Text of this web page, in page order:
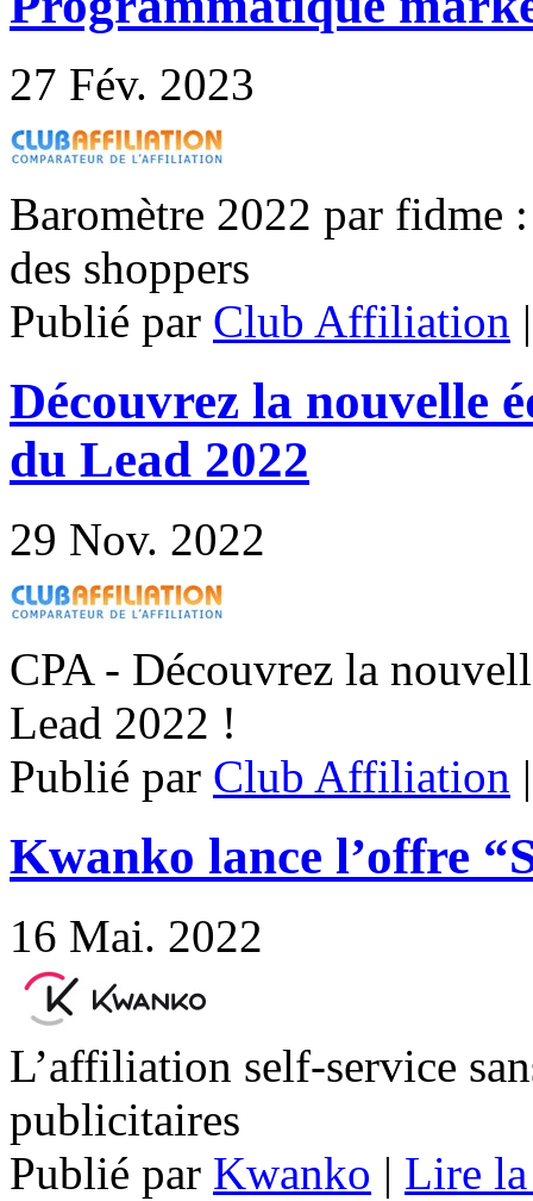
27 Fév. 2023
Baromètre 2022 par fidme
des shoppers
Publié par Club Affiliation
Découvrez la nouvelle
du Lead 2022
29 Nov. 2022
CPA - Découvrez la
Lead 2022 !
Publié par Club Affiliation
Kwanko lance l’offre
16 Mai. 2022
L’affiliation self-service
publicitaires
Publié par Kwanko | Lire